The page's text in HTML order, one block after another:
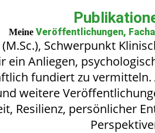
Meine Veröffentlichungen,
Schwerpunkt
ein Anliegen,
fundiert zu vermitteln.
weitere
Resilienz, persönlicher